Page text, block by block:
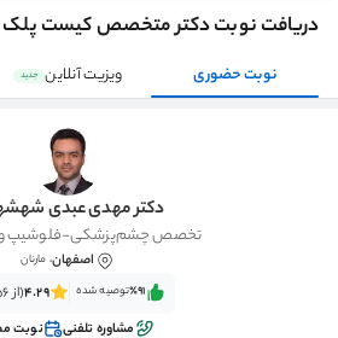
دریافت نوبت دکتر متخصص کیست پلک
نوبت حضوری ویزیت آنلاین جدید
دکتر مهدی عبدی
تخصص چشم‌پزشکی-فلوشیپ
اصفهان، مارنان
٪91‌‌‌توصیه شده 4.29(از 56 نفر)
مشاوره تلفنی
نوبت